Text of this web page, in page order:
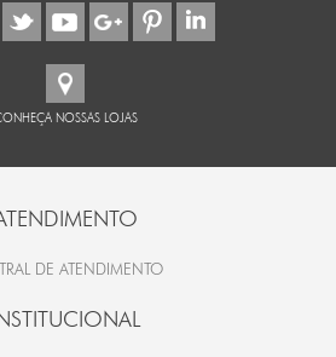
NOSSAS LOJAS
DE ATENDIMENTO